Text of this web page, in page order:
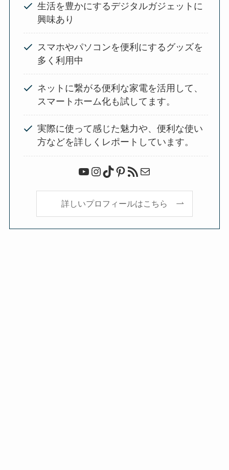
生活を豊かにするデジタルガジェットに
興味あり
スマホやパソコンを便利にするグッズを
多く利用中
ネットに繋がる便利な家電を活用して、
スマートホーム化も試してます。
実際に使って感じた魅力や、便利な使い
方などを詳しくレポートしています。
YouTube Instagram TikTok Pinterest RSS フィードメール
詳しいプロフィールはこちら